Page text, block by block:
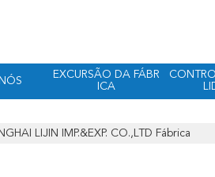
EXCURSÃO DA FÁBR
ICA
LIJIN IMP.&EXP. CO.,LTD Fábrica